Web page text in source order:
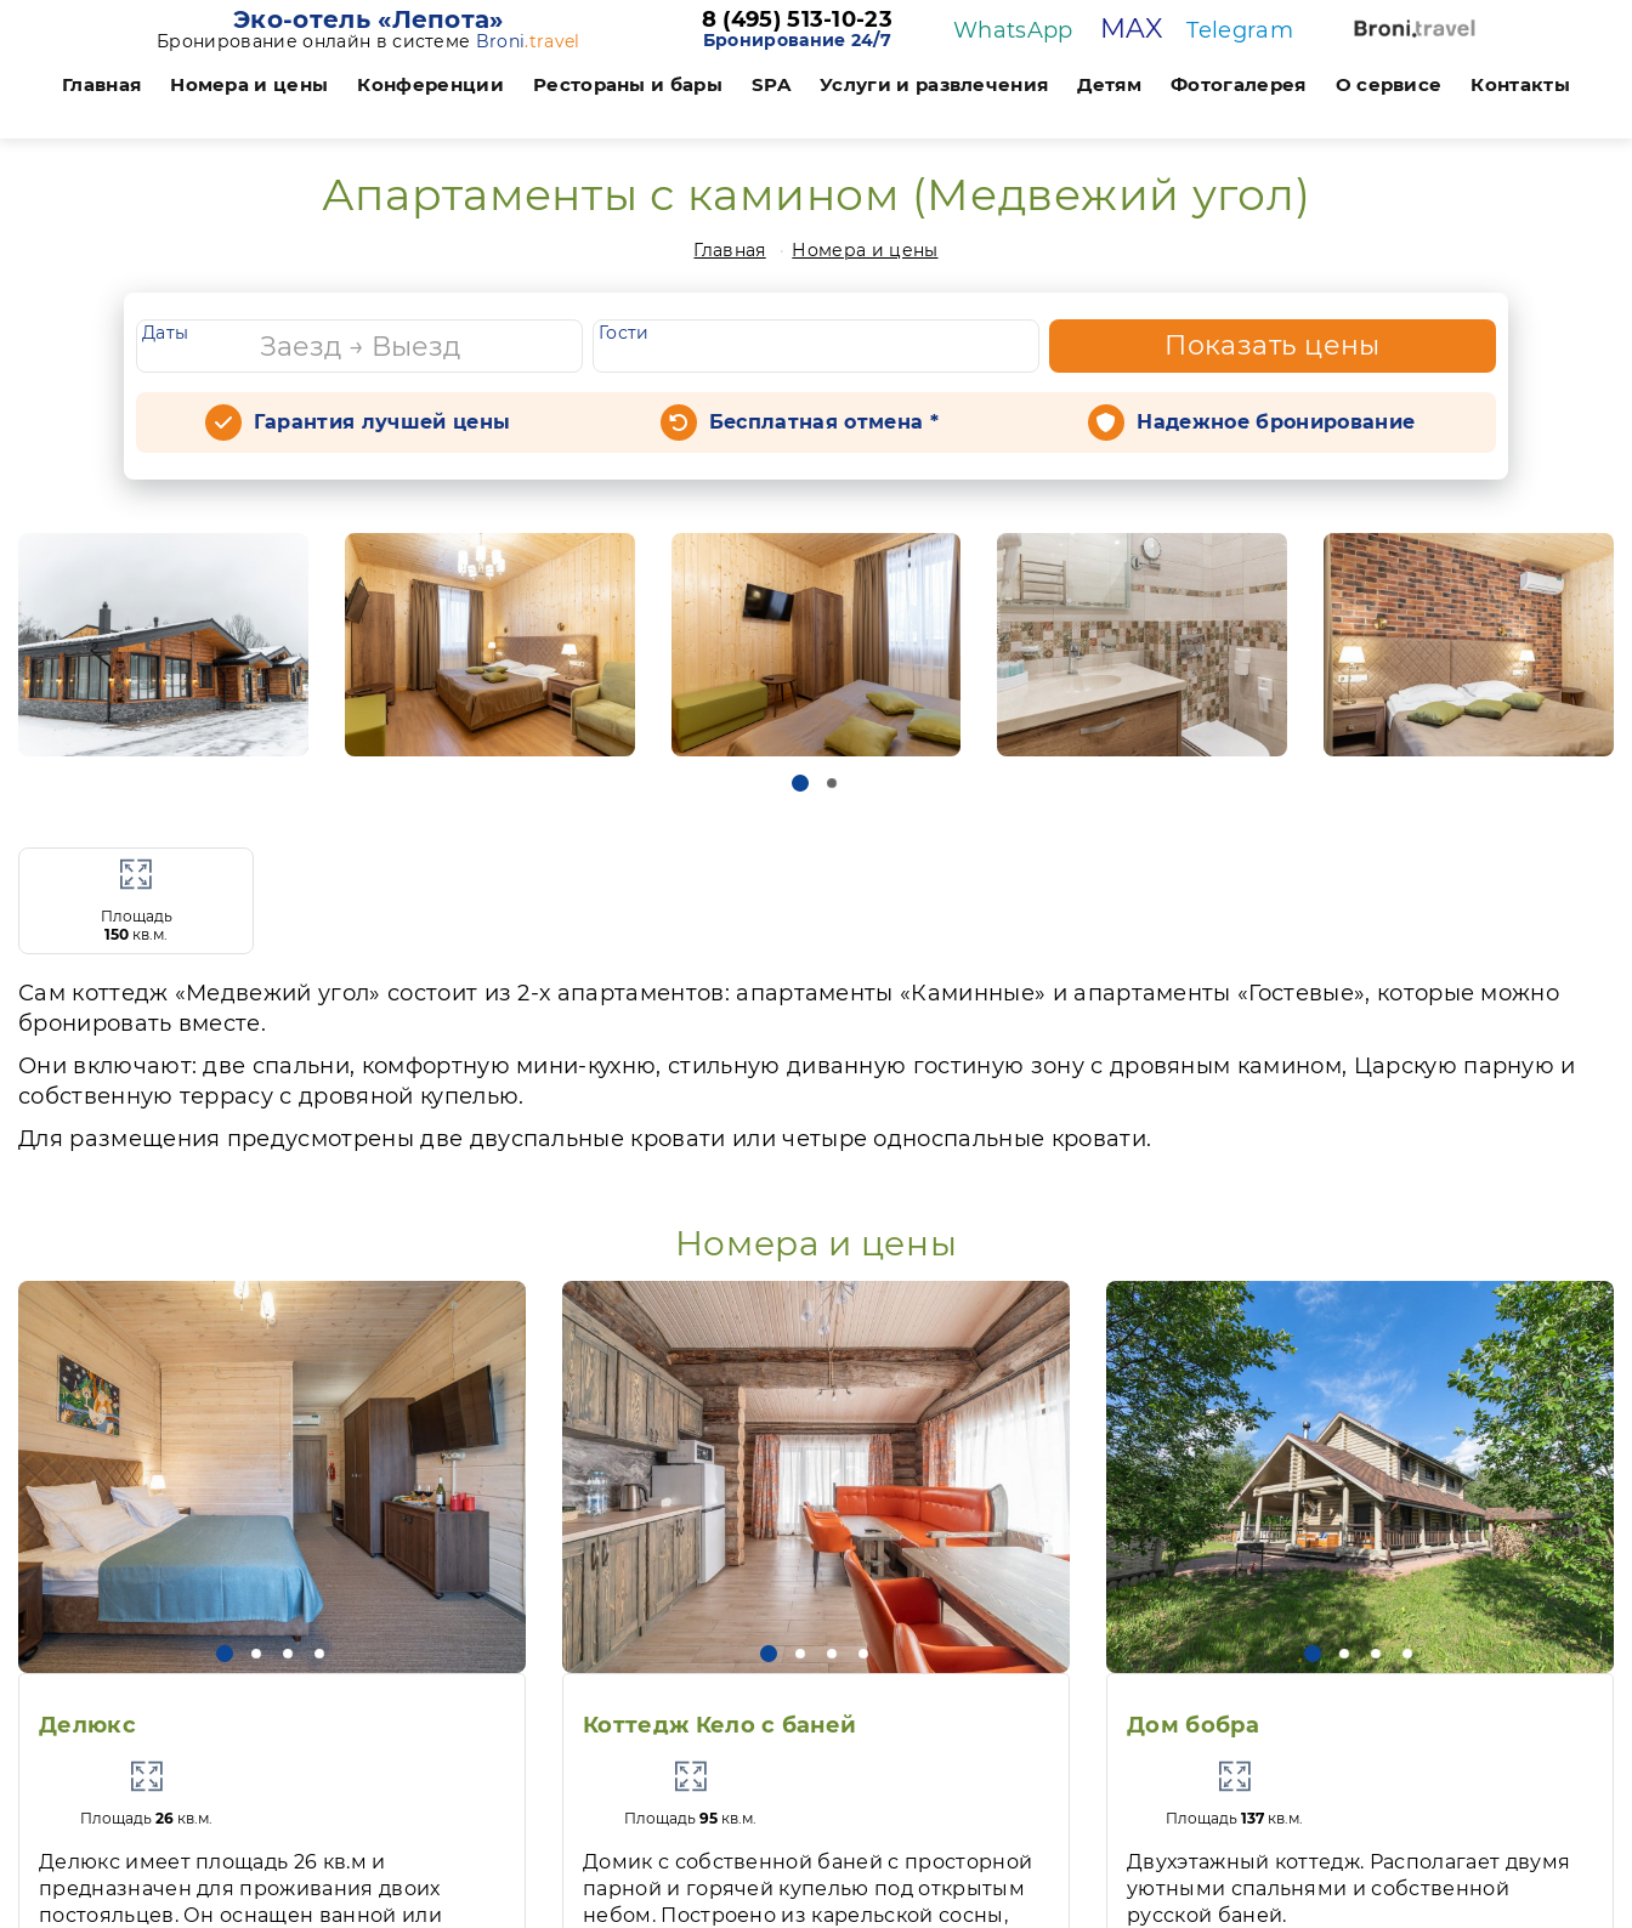
Эко-отель «Лепота»
Бронирование онлайн в системе Broni.travel
8 (495) 513-10-23
Бронирование 24/7 WhatsApp MAX Telegram
Главная Номера и цены Конференции Рестораны и бары SPA Услуги и развлечения Детям Фотогалерея О сервисе Контакты
Апартаменты с камином (Медвежий угол)
Главная Номера и цены
Даты Гости Показать цены
Гарантия лучшей цены Бесплатная отмена * Надежное бронирование
Площадь
150 кв.м.
Сам коттедж «Медвежий угол» состоит из 2-х апартаментов: апартаменты «Каминные» и апартаменты «Гостевые», которые можно
бронировать вместе.
Они включают: две спальни, комфортную мини-кухню, стильную диванную гостиную зону с дровяным камином, Царскую парную и
собственную террасу с дровяной купелью.
Для размещения предусмотрены две двуспальные кровати или четыре односпальные кровати.
Номера и цены
Делюкс
Площадь26 кв.м.
Делюкс имеет площадь 26 кв.м и
предназначен для проживания двоих
постояльцев. Он оснащен ванной или
Коттедж Кело с баней
Площадь95 кв.м.
Домик с собственной баней с просторной
парной и горячей купелью под открытым
небом. Построено из карельской сосны,
Дом бобра
Площадь137 кв.м.
Двухэтажный коттедж. Располагает двумя
уютными спальнями и собственной
русской баней.